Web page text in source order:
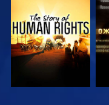
СМОТРЕТЬ